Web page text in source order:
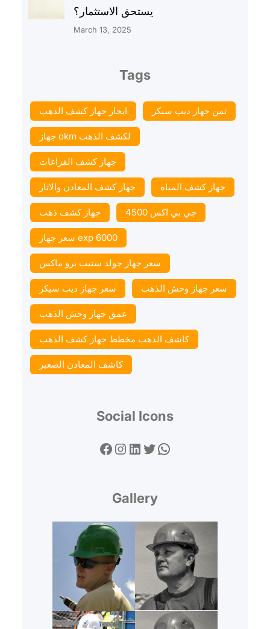
يستحق الاستثمار؟
March 13, 2025
Tags
ايجار جهاز كشف الذهب ثمن جهاز ديب سيكر
جهاز okm لكشف الذهب
جهاز كشف الفراغات
جهاز كشف المعادن والاثار جهاز كشف المياه
جهاز كشف ذهب جي بي اكس 4500
سعر جهاز exp 6000
سعر جهاز جولد ستيب برو ماكس
سعر جهاز ديب سيكر سعر جهاز وحش الذهب
عمق جهاز وحش الذهب
كاشف الذهب مخطط جهاز كشف الذهب
كاشف المعادن الصغير
Social Icons
Facebook Instagram LinkedIn Twitter WhatsApp
Gallery